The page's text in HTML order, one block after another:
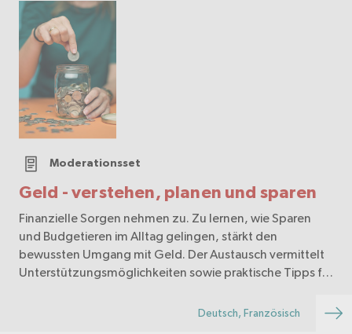
Geld - verstehen, planen und sparen
Moderationsset
Finanzielle Sorgen nehmen zu. Zu lernen, wie Sparen
und Budgetieren im Alltag gelingen, stärkt den
bewussten Umgang mit Geld. Der Austausch vermittelt
Unterstützungsmöglichkeiten sowie praktische Tipps für
Deutsch, Französisch